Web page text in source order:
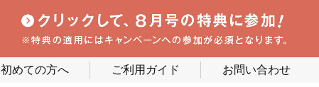
初めての方へ ご利用ガイド お問い合わせ